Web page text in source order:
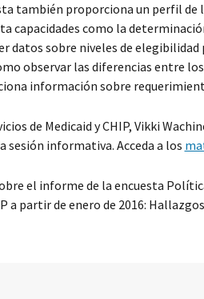
también proporciona un perfil
capacidades como la
datos sobre niveles de
observar las diferencias entre
información sobre
de Medicaid y CHIP, Vikki
sesión informativa. Acceda a los
el informe de la encuesta
a partir de enero de 2016: